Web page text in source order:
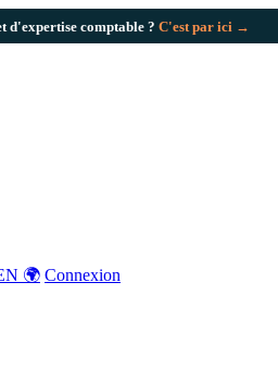
d'expertise comptable ? C'est par ici →
🌍 Connexion